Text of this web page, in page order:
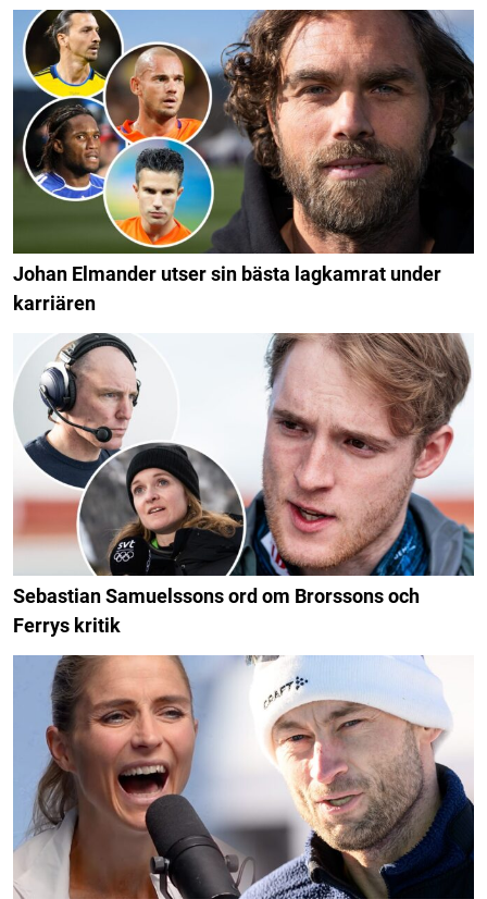
Johan Elmander utser sin bästa lagkamrat under
karriären
Sebastian Samuelssons ord om Brorssons och
Ferrys kritik